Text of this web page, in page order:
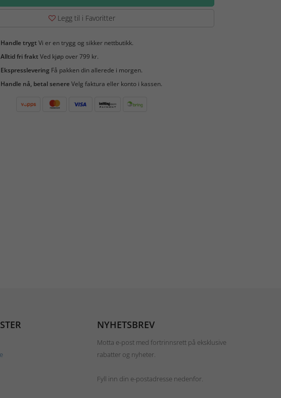
Legg til i Favoritter
trygtVi er en trygg og sikker nettbutikk.
fri fraktVed kjøp over 799 kr.
Få pakken din allerede i morgen.
nå, betal senereVelg faktura eller konto i kassen.
NYHETSBREV
Motta e-post med fortrinnsrett på eksklusive
rabatter og nyheter.
Fyll inn din e-postadresse nedenfor.